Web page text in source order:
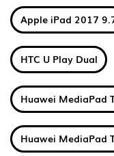
Apple iPad 2017
HTC U Play Dual
Huawei MediaPad
Huawei MediaPad